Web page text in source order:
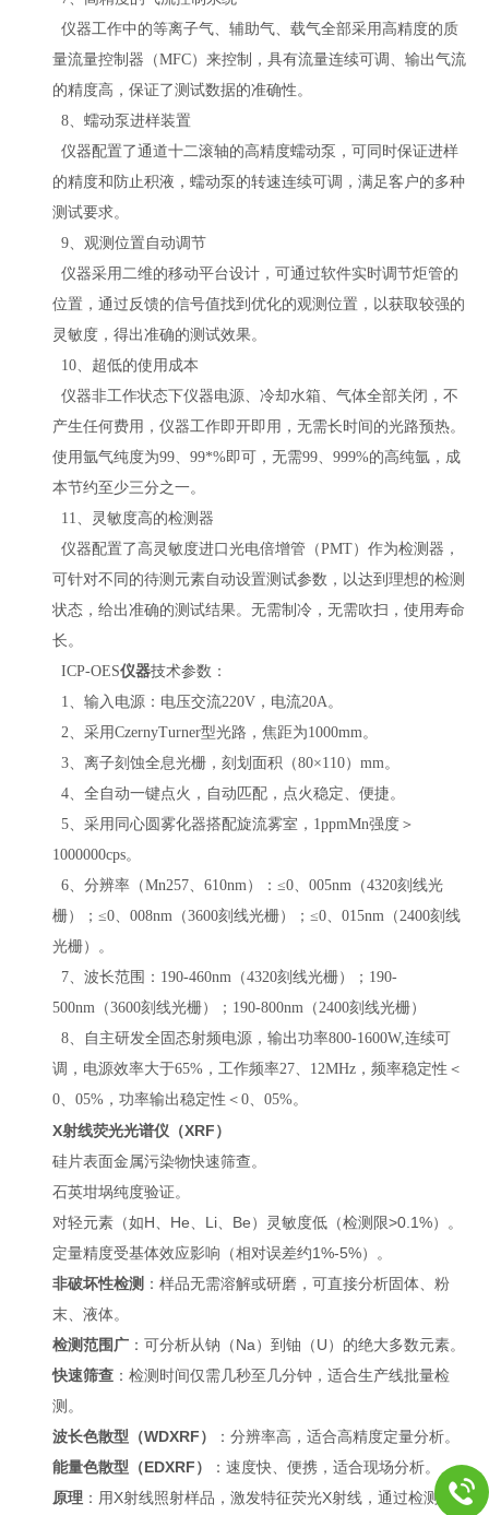
仪器工作中的等离子气、辅助气、载气全部采用高精度的质
量流量控制器（MFC）来控制，具有流量连续可调、输出气流
的精度高，保证了测试数据的准确性。
8、 蠕动泵进样装置
仪器配置了通道十二滚轴的高精度蠕动泵，可同时保证进样
的精度和防止积液，蠕动泵的转速连续可调，满足客户的多种
测试要求。
9、观测位置自动调节
仪器采用二维的移动平台设计，可通过软件实时调节炬管的
位置，通过反馈的信号值找到优化的观测位置，以获取较强的
灵敏度，得出准确的测试效果。
10、超低的使用成本
仪器非工作状态下仪器电源、冷却水箱、气体全部关闭，不
产生任何费用，仪器工作即开即用，无需长时间的光路预热。
使用氩气纯度为99、99*%即可，无需99、999%的高纯氩，成
本节约至少三分之一。
11、灵敏度高的检测器
仪器配置了高灵敏度进口光电倍增管（PMT）作为检测器，
可针对不同的待测元素自动设置测试参数，以达到理想的检测
状态，给出准确的测试结果。无需制冷，无需吹扫，使用寿命
长。
ICP-OES仪器技术参数：
1、输入电源：电压交流220V，电流20A。
2、 采用CzernyTurner型光路，焦距为1000mm。
3、离子刻蚀全息光栅，刻划面积（80×110）mm。
4、 全自动一键点火，自动匹配，点火稳定、便捷。
5、采用同心圆雾化器搭配旋流雾室，1ppmMn强度＞
1000000cps。
6、分辨率（Mn257、610nm）：≤0、005nm（4320刻线光
栅）；≤0、008nm（3600刻线光栅）；≤0、015nm（2400刻线
光栅）。
7、波长范围：190-460nm（4320刻线光栅）；190-
500nm（3600刻线光栅）；190-800nm（2400刻线光栅）
8、自主研发全固态射频电源，输出功率800-1600W,连续可
调，电源效率大于65%，工作频率27、12MHz，频率稳定性＜
0、05%，功率输出稳定性＜0、05%。
X射线荧光光谱仪（XRF）
硅片表面金属污染物快速筛查。
石英坩埚纯度验证。
对轻元素（如H、He、Li、Be）灵敏度低（检测限>0.1%）。
定量精度受基体效应影响（相对误差约1%-5%）。
非破坏性检测 ：样品无需溶解或研磨，可直接分析固体、粉
末、液体。
检测范围广：可分析从钠（Na）到铀（U）的绝大多数元素。
快速筛查：检测时间仅需几秒至几分钟，适合生产线批量检
测。
波长色散型（WDXRF）
：分辨率高，适合高精度定量分析。
能量色散型（EDXRF）
：速度快、便携，适合现场分析。
原理：用X射线照射样品，激发特征荧光X射线，通过检测波长